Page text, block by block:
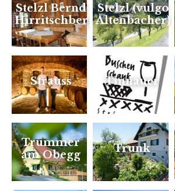
Stelzl Bernd -
Hirritschberg
Stelzl (vulgo
Altenbacher)
Strauss Tinnauer
Trummer
am Obegg
Trunk